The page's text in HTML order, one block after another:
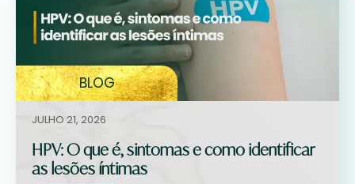
BLOG
JULHO 21, 2026
HPV: O que é, sintomas e como identificar
as lesões íntimas